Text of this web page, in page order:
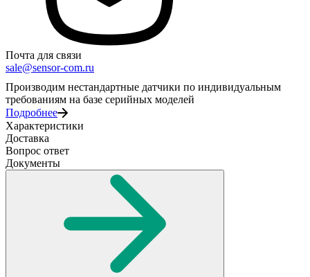
Почта для связи
sale@sensor-com.ru
Производим нестандартные датчики по индивидуальным
требованиям на базе серийных моделей
Подробнее
Характеристики
Доставка
Вопрос ответ
Документы